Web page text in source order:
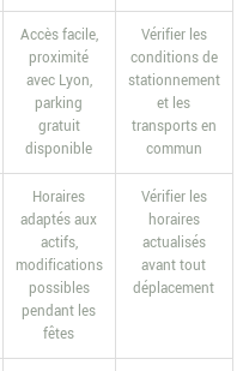
Accès facile,
proximité
avec Lyon,
parking
gratuit
disponible
Vérifier les
conditions de
stationnement
et les
transports en
commun
Horaires
adaptés aux
actifs,
modifications
possibles
pendant les
fêtes
Vérifier les
horaires
actualisés
avant tout
déplacement